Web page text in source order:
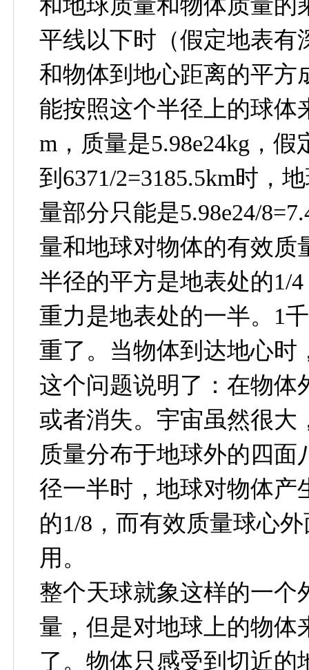
和地球质量和物体质量的
平线以下时（假定地表有
和物体到地心距离的平方
能按照这个半径上的球体
m，质量是5.98e24kg，
到6371/2=3185.5km时，
量部分只能是5.98e24/
量和地球对物体的有效质
半径的平方是地表处的1/
重力是地表处的一半。1
重了。当物体到达地心时
这个问题说明了：在物体
或者消失。宇宙虽然很大
质量分布于地球外的四
径一半时，地球对物体产
的1/8，而有效质量球心
用。
整个天球就象这样的一个
量，但是对地球上的物体
了。物体只感受到切近